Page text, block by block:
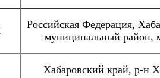
Российская Федерация,
муниципальный район,
Хабаровский край, р-н